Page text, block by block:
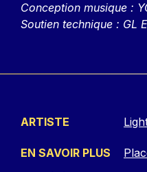
Conception musique :
Soutien technique : GL
ARTISTE
EN SAVOIR PLUS